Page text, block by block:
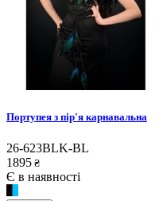
Портупея з пір'я карнавальна
26-623BLK-BL
1895 ₴
Є в наявності